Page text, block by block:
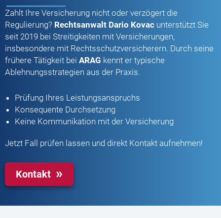
Zahlt Ihre Versicherung nicht oder verzögert die
Regulierung? Rechtsanwalt Dario Kovac unterstützt Sie
seit 2019 bei Streitigkeiten mit Versicherungen,
insbesondere mit Rechtsschutzversicherern. Durch seine
frühere Tätigkeit bei ARAG kennt er typische
Ablehnungsstrategien aus der Praxis.
Prüfung Ihres Leistungsanspruchs
Konsequente Durchsetzung
Keine Kommunikation mit der Versicherung
Jetzt Fall prüfen lassen und direkt Kontakt aufnehmen!
Kontakt